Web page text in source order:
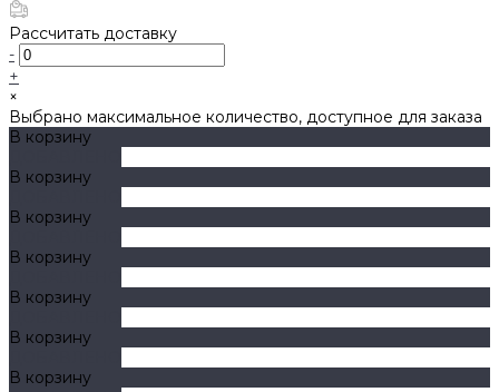
Рассчитать доставку
-
+
×
Выбрано максимальное количество, доступное для заказа
В корзину
В корзину
В корзину
В корзину
В корзину
В корзину
В корзину